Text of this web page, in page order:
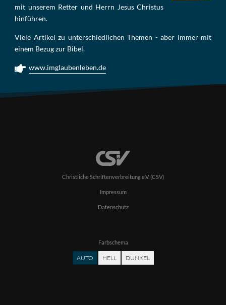
mit un­se­rem Ret­ter und Herrn Je­sus Chris­tus
hin­füh­ren.
Viele Artikel zu unterschiedlichen Themen - aber immer mit
einem Bezug zur Bibel.
www.imglaubenleben.de
Christliche Schriftenverbreitung e.V. (CSV)
Impressum
Datenschutz
Farbschema
AUTO HELL DUNKEL